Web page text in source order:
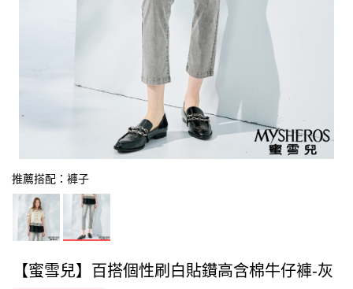
推薦搭配：褲子
【蜜雪兒】百搭個性刷白貼鑽高含棉牛仔褲-灰